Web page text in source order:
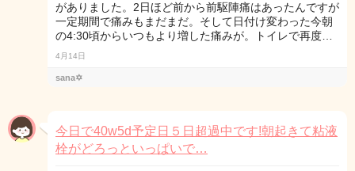
がありました。2日ほど前から前駆陣痛はあったんですが
一定期間で痛みもまだまだ。そして日付け変わった今朝
の4:30頃からいつもより増した痛みが。トイレで再度…
4月14日
sana✡
今日で40w5d予定日５日超過中です!朝起きて粘液
栓がどろっといっぱいで…